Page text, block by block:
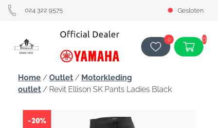
024 322 9575 Gesloten
0 0
Home /Outlet / Motorkleding
outlet / Revit Ellison SK Pants Ladies Black
-20%